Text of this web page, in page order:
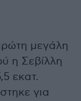
μεγάλη
η Σεβίλλη
εκατ.
για